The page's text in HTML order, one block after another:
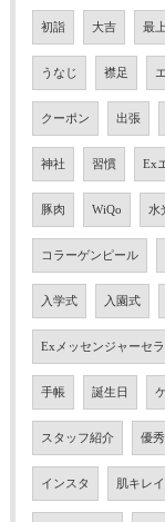
初詣 大吉 最
うなじ 襟足
クーポン 出張
神社 習慣 Ex
豚肉 WiQo 水
コラーゲンピール
入学式 入園式
Exメッセンジャーセ
手帳 誕生日
スタッフ紹介 優秀
インスタ 肌キレイ